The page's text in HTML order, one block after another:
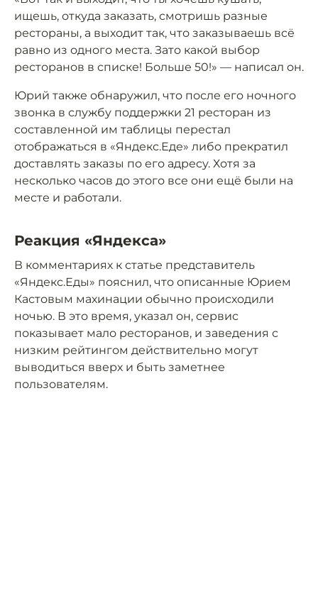
ищешь, откуда заказать, смотришь разные
рестораны, а выходит так, что заказываешь всё
равно из одного места. Зато какой выбор
ресторанов в списке! Больше 50!» — написал он.
Юрий также обнаружил, что после его ночного
звонка в службу поддержки 21 ресторан из
составленной им таблицы перестал
отображаться в «Яндекс.Еде» либо прекратил
доставлять заказы по его адресу. Хотя за
несколько часов до этого все они ещё были на
месте и работали.
Реакция «Яндекса»
В комментариях к статье представитель
«Яндекс.Еды» пояснил, что описанные Юрием
Кастовым махинации обычно происходили
ночью. В это время, указал он, сервис
показывает мало ресторанов, и заведения с
низким рейтингом действительно могут
выводиться вверх и быть заметнее
пользователям.